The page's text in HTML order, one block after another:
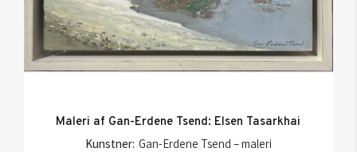
Maleri af Gan-Erdene Tsend: Elsen Tasarkhai
Kunstner: Gan-Erdene Tsend – maleri